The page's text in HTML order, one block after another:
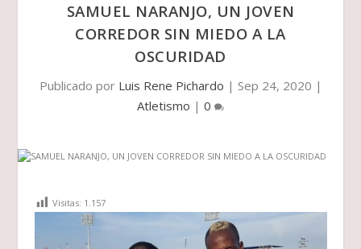
SAMUEL NARANJO, UN JOVEN
CORREDOR SIN MIEDO A LA
OSCURIDAD
Publicado por Luis Rene Pichardo | Sep 24, 2020 |
Atletismo | 0
Visitas: 1.157